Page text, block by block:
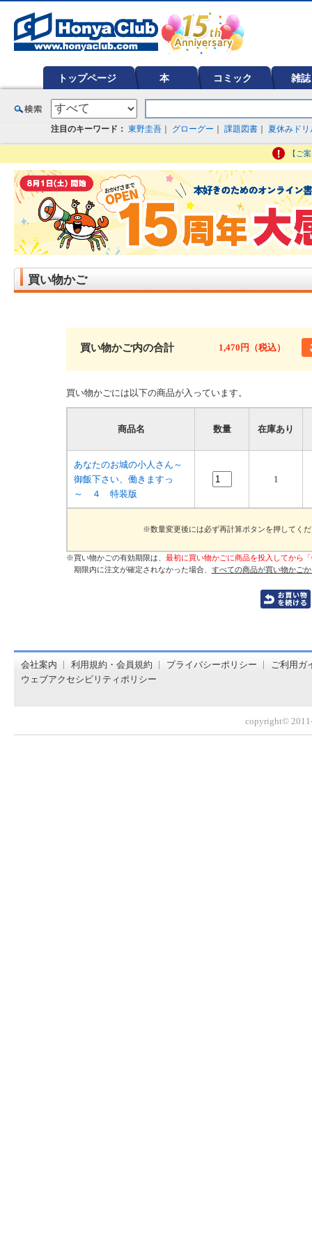
トップページ 本 コミック 雑誌
注目のキーワード： 東野圭吾 グローグー 課題図書 夏休みドリ
【ご
ど在庫も充実
買い物かご
買い物かご内の合計 1,470円（税込）
買い物かごには以下の商品が入っています。
商品名 数量 在庫あり
あなたのお城の小人さん～
御飯下さい、働きますっ
～ ４ 特装版
1
※数量変更後には必ず再計算ボタンを押してく
※買い物かごの有効期限は、 最初に買い物かごに商品を投入してから
期限内に注文が確定されなかった場合、 すべての商品が買い物かご
会社案内 利用規約・会員規約 プライバシーポリシー
ご利用ガ
ウェブアクセシビリティポリシー
copyright©